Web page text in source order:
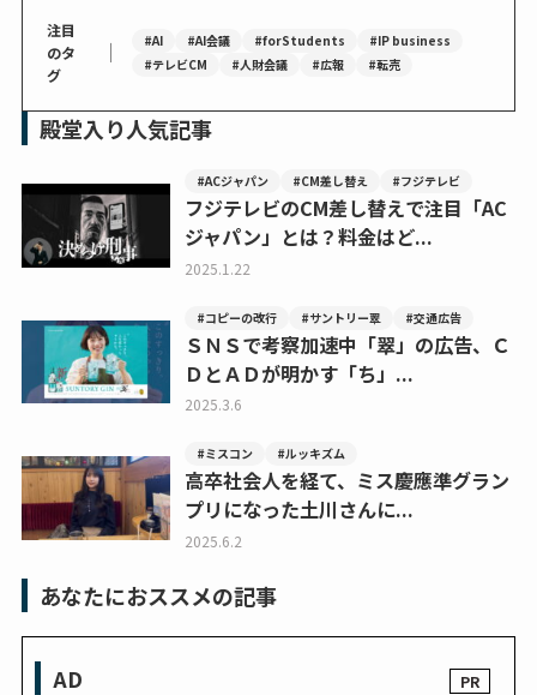
注目
のタ
グ
｜ #AI #AI会議 #forStudents
#IP business
#テレビCM
#人財会議 #広報 #転売
殿堂入り人気記事
#ACジャパン #CM差し替え #フジテレビ
フジテレビのCM差し替えで注目「AC
ジャパン」とは？料金はど...
2025.1.22
#コピーの改行 #サントリー翠 #交通広告
ＳＮＳで考察加速中「翠」の広告、Ｃ
ＤとＡＤが明かす「ち」...
2025.3.6
#ミスコン #ルッキズム
高卒社会人を経て、ミス慶應準グラン
プリになった土川さんに...
2025.6.2
あなたにおススメの記事
AD